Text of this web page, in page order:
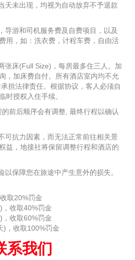
天未出现，均视为自动放弃不予退款
导游和司机服务费及自费项目，以及
用，如：洗衣费，计程车费，自由活
张床(Full Size)，每房最多住三人。加
，加床费自付。所有酒店室内均不允
担法律责任。根据协议，客人必须自
时授权入住手续。
前后顺序会有调整, 最终行程以确认
可抗力因素，而无法正常前往相关景
益，地接社将保留调整行程和酒店的
以保障您在旅途中产生意外的损失。
取20%罚金
收取40%罚金
收取60%罚金
)，收取100%罚金
系我们